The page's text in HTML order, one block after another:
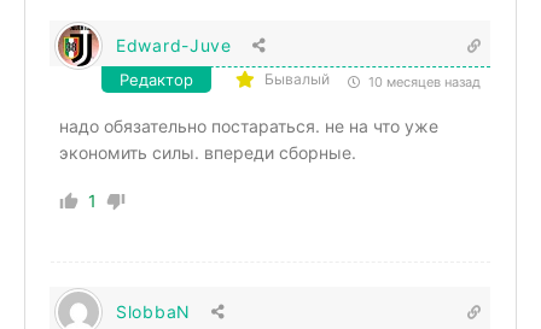
Edward-Juve
Редактор Бывалый 10 месяцев назад
надо обязательно постараться. не на что уже
экономить силы. впереди сборные.
1
SlobbaN